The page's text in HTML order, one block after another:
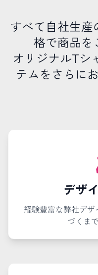
すべて自社生
格で商品を
オリジナルTシ
テムをさらに
デザ
経験豊富な弊社デ
づくま